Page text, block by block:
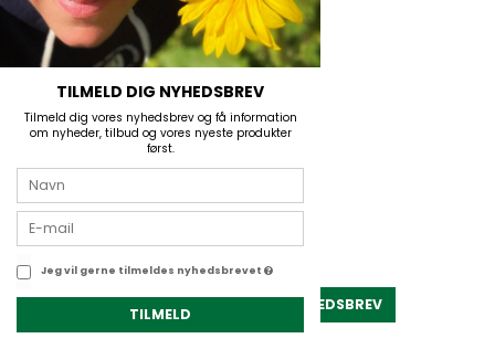
TILMELD DIG NYHEDSBREV
Tilmeld dig vores nyhedsbrev og få information
om nyheder, tilbud og vores nyeste produkter
først.
Jeg vil gerne tilmeldes nyhedsbrevet
TILMELD
TILMELD NYHEDSBREV